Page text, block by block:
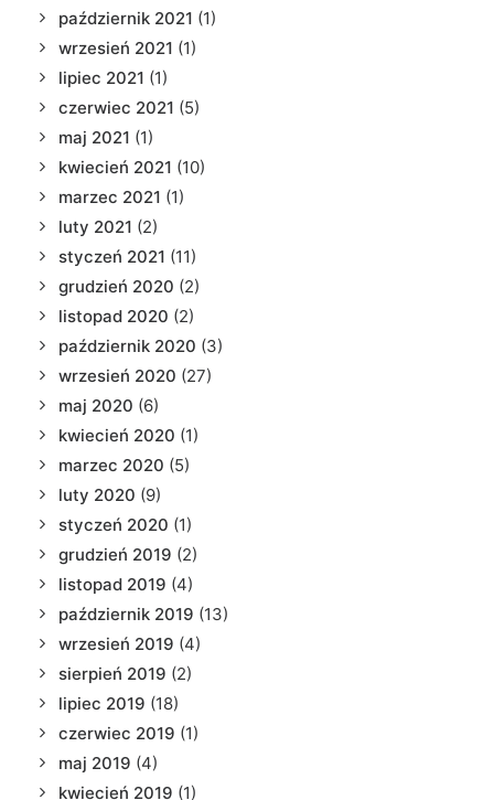
październik 2021 (1)
wrzesień 2021 (1)
lipiec 2021 (1)
czerwiec 2021 (5)
maj 2021 (1)
kwiecień 2021 (10)
marzec 2021 (1)
luty 2021 (2)
styczeń 2021 (11)
grudzień 2020 (2)
listopad 2020 (2)
październik 2020 (3)
wrzesień 2020 (27)
maj 2020 (6)
kwiecień 2020 (1)
marzec 2020 (5)
luty 2020 (9)
styczeń 2020 (1)
grudzień 2019 (2)
listopad 2019 (4)
październik 2019 (13)
wrzesień 2019 (4)
sierpień 2019 (2)
lipiec 2019 (18)
czerwiec 2019 (1)
maj 2019 (4)
kwiecień 2019 (1)